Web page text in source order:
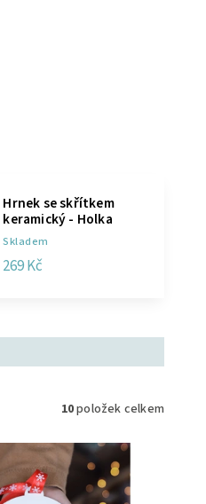
Hrnek se skřítkem
keramický - Holka
Skladem
269 Kč
10položek celkem